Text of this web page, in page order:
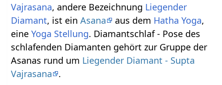
Vajrasana, andere Bezeichnung Liegender
Diamant, ist einAsana aus dem Hatha Yoga,
eineYoga Stellung. Diamantschlaf - Pose des
schlafenden Diamanten gehört zur Gruppe der
Asanas rund um Liegender Diamant - Supta
Vajrasana
.